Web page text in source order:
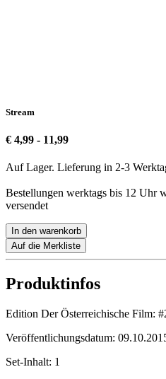
Stream
€ 4,99 - 11,99
Auf Lager. Lieferung in 2-3
Bestellungen werktags bis 12 Uhr
versendet
In den warenkorb
Auf die Merkliste
Produktinfos
Edition Der Österreichische Film:
Veröffentlichungsdatum:
Set-Inhalt: 1